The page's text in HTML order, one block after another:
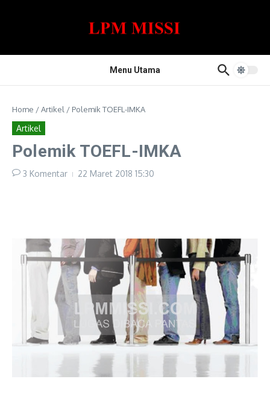
Menu Utama
Home /Artikel / Polemik TOEFL-IMKA
Artikel
Polemik TOEFL-IMKA
3 Komentar 22 Maret 2018 15:30